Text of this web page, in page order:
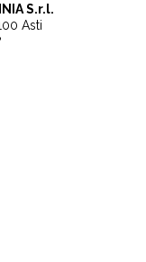
S.r.l.
Asti